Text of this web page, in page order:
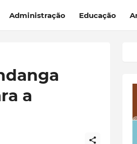
Administração Educação
a